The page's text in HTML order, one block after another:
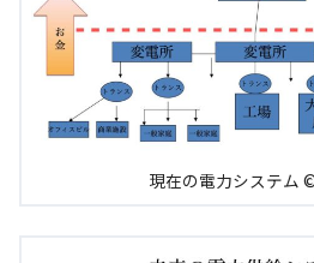
現在の電力システム